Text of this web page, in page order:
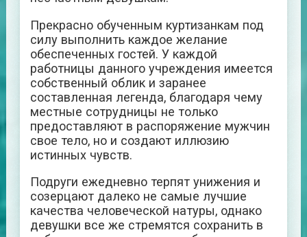
Прекрасно обученным куртизанкам под
силу выполнить каждое желание
обеспеченных гостей. У каждой
работницы данного учреждения имеется
собственный облик и заранее
составленная легенда, благодаря чему
местные сотрудницы не только
предоставляют в распоряжение мужчин
свое тело, но и создают иллюзию
истинных чувств.
Подруги ежедневно терпят унижения и
созерцают далеко не самые лучшие
качества человеческой натуры, однако
девушки все же стремятся сохранить в